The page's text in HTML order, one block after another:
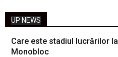
UP NEWS
Care este stadiul lucrărilor
Monobloc